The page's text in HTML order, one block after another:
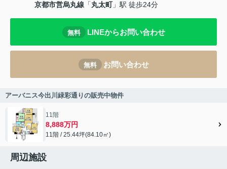
京都市営烏丸線 「丸太町」駅 徒歩24分
無料 LINEからお問い合わせ
無料 お問い合わせ
アーバニス今出川緑彩通りの販売中物件
11階
8,888万円
11階 / 25.44坪(84.10㎡)
周辺施設